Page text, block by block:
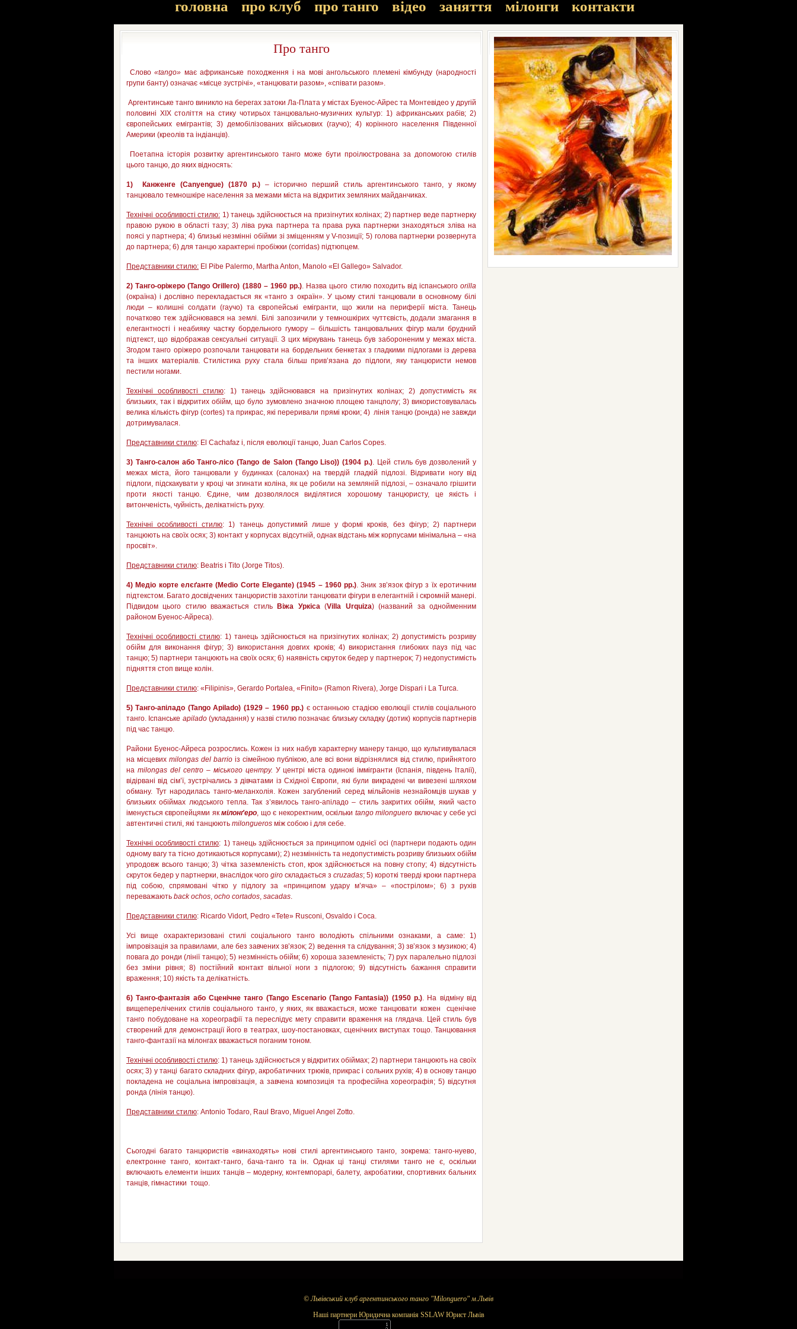
головна про клуб про танго відео заняття мілонги контакти
Про танго
Слово«tango» має африканське походження і на мові ангольського племені кімбунду (народності
групи банту) означає «місце зустрічі», «танцювати разом», «співати разом».
Аргентинське танго виникло на берегах затоки Ла-Плата у містах Буенос-Айрес та Монтевідео у другій
половині ХІХ століття на стику чотирьох танцювально-музичних культур: 1) африканських рабів; 2)
європейських емігрантів; 3) демобілізованих військових (гаучо); 4) корінного населення Південної
Америки (креолів та індіанців).
Поетапна історія розвитку аргентинського танго може бути проілюстрована за допомогою стилів
цього танцю, до яких відносять:
1) Канженге (Canyengue) (1870 р.) – історично перший стиль аргентинського танго, у якому
танцювало темношкіре населення за межами міста на відкритих земляних майданчиках.
Технічні особливості стилю: 1) танець здійснюється на призігнутих колінах; 2) партнер веде партнерку
правою рукою в області тазу; 3) ліва рука партнера та права рука партнерки знаходяться зліва на
поясі у партнера; 4) близькі незмінні обійми зі зміщенням у V-позиції; 5) голова партнерки розвернута
до партнера; 6) для танцю характерні пробіжки (corridas) підтюпцем.
Представники стилю: El Pibe Palermo, Martha Anton, Manolo «El Gallego» Salvador.
2)Танго-оріжеро (Tango Orillero) (1880 – 1960рр.). Назва цього стилю походить від іспанськогоorilla
(окраїна) і дослівно перекладається як «танго з окраїн». У цьому стилі танцювали в основному білі
люди – колишні солдати (гаучо) та європейські емігранти, що жили на периферії міста. Танець
початково теж здійснювався на землі. Білі запозичили у темношкірих чуттєвість, додали змагання в
елегантності і неабияку частку бордельного гумору – більшість танцювальних фігур мали брудний
підтекст, що відображав сексуальні ситуації. З цих міркувань танець був забороненим у межах міста.
Згодом танго оріжеро розпочали танцювати на бордельних бенкетах з гладкими підлогами із дерева
та інших матеріалів. Стилістика руху стала більш прив’язана до підлоги, яку танцюристи немов
пестили ногами.
Технічні особливості стилю: 1) танець здійснювався на призігнутих колінах; 2) допустимість як
близьких, так і відкритих обійм, що було зумовлено значною площею танцполу; 3) використовувалась
велика кількість фігур (cortes) та прикрас, які переривали прямі кроки; 4) лінія танцю (ронда) не завжди
дотримувалася.
Представники стилю: El Cachafaz і, після еволюції танцю, Juan Carlos Copes.
3) Танго-салон або Танго-лісо (Tango de Salon (Tango Liso)) (1904 р.). Цей стиль був дозволений у
межах міста, його танцювали у будинках (салонах) на твердій гладкій підлозі. Відривати ногу від
підлоги, підскакувати у кроці чи згинати коліна, як це робили на земляній підлозі, – означало грішити
проти якості танцю. Єдине, чим дозволялося виділятися хорошому танцюристу, це якість і
витонченість, чуйність, делікатність руху.
Технічні особливості стилю: 1) танець допустимий лише у формі кроків, без фігур; 2) партнери
танцюють на своїх осях; 3) контакт у корпусах відсутній, однак відстань між корпусами мінімальна – «на
просвіт».
Представники стилю: Beatris і Tito (Jorge Titos).
4) Медіо корте елєґанте (Medio Corte Elegante) (1945 – 1960 рр.). Зник зв’язок фігур з їх еротичним
підтекстом. Багато досвідчених танцюристів захотіли танцювати фігури в елегантній і скромній манері.
Підвидом цього стилю вважається стиль
Віжа Уркіса(Villa Urquiza) (названий за однойменним
районом Буенос-Айреса).
Технічні особливості стилю: 1) танець здійснюється на призігнутих колінах; 2) допустимість розриву
обійм для виконання фігур; 3) використання довгих кроків; 4) використання глибоких пауз під час
танцю; 5) партнери танцюють на своїх осях; 6) наявність скруток бедер у партнерок; 7) недопустимість
підняття стоп вище колін.
Представники стилю: «Filipinis», Gerardo Portalea, «Finito» (Ramоn Rivera), Jorge Dispari i La Turca.
5) Танго-апіладо (Tango Apilado) (1929 – 1960 рр.) є останньою стадією еволюції стилів соціального
танго. Іспанське apilado(укладання) у назві стилю позначає близьку складку (дотик) корпусів партнерів
під час танцю.
Райони Буенос-Айреса розрослись. Кожен із них набув характерну манеру танцю, що культивувалася
на місцевих milongas del barrioіз сімейною публікою, але всі вони відрізнялися від стилю, прийнятого
на milongas del centro – міського центру. У центрі міста одинокі іммігранти (Іспанія, південь Італії),
відірвані від сім’ї, зустрічались з дівчатами із Східної Європи, які були викрадені чи вивезені шляхом
обману. Тут народилась танго-меланхолія. Кожен загублений серед мільйонів незнайомців шукав у
близьких обіймах людського тепла. Так з’явилось танго-апіладо – стиль закритих обійм, який часто
іменується європейцями якмілонґеро, що є некоректним, оскільки tango milonguero включає у себе усі
автентичні стилі, які танцюють milongueros між собою і для себе.
Технічні особливості стилю: 1) танець здійснюється за принципом однієї осі (партнери подають один
одному вагу та тісно дотикаються корпусами); 2) незмінність та недопустимість розриву близьких обійм
упродовж всього танцю; 3) чітка заземленість стоп, крок здійснюється на повну стопу; 4) відсутність
скруток бедер у партнерки, внаслідок чого giro складається з cruzadas; 5) короткі тверді кроки партнера
під собою, спрямовані чітко у підлогу за «принципом удару м’яча» – «пострілом»; 6) з рухів
переважають bаck ochos, ocho cortados, sacadas.
Представники стилю: Ricardo Vidort, Pedro «Tete» Rusconi, Osvaldo і Coca.
Усі вище охарактеризовані стилі соціального танго володіють спільними ознаками, а саме: 1)
імпровізація за правилами, але без завчених зв’язок; 2) ведення та слідування; 3) зв’язок з музикою; 4)
повага до ронди (лінії танцю); 5) незмінність обійм; 6) хороша заземленість; 7) рух паралельно підлозі
без зміни рівня; 8) постійний контакт вільної ноги з підлогою; 9) відсутність бажання справити
враження; 10) якість та делікатність.
6) Танго-фантазія або Сценічне танго (Tango Escenario(Tango Fantasia)) (1950 р.). На відміну від
вищеперелічених стилів соціального танго, у яких, як вважається, може танцювати кожен сценічне
танго побудоване на хореографії та переслідує мету справити враження на глядача. Цей стиль був
створений для демонстрації його в театрах, шоу-постановках, сценічних виступах тощо. Танцювання
танго-фантазії на мілонгах вважається поганим тоном.
Технічні особливості стилю: 1) танець здійснюється у відкритих обіймах; 2) партнери танцюють на своїх
осях; 3) у танці багато складних фігур, акробатичних трюків, прикрас і сольних рухів; 4) в основу танцю
покладена не соціальна імпровізація, а завчена композиція та професійна хореографія; 5) відсутня
ронда (лінія танцю).
Представники стилю: Antonio Todaro, Raul Bravo, Miguel Angel Zotto.
Сьогодні багато танцюристів «винаходять» нові стилі аргентинського танго, зокрема: танго-нуево,
електронне танго, контакт-танго, бача-танго та ін. Однак ці танці стилями танго не є, оскільки
включають елементи інших танців – модерну, контемпорарі, балету, акробатики, спортивних бальних
танців, гімнастики тощо.
©Львівський клуб аргентинського танго "Milonguero" м.Львів
Наші партнери Юридична компанія SSLAWЮрист Львів